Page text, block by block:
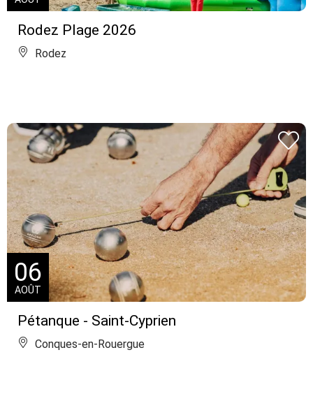
Rodez Plage 2026
Rodez
Pétanque - Saint-Cyprien
06
AOÛT
Conques-en-Rouergue